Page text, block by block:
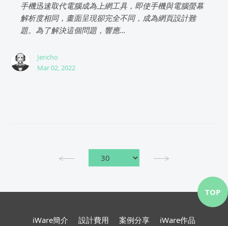
手機迅速取代電腦成為上網工具，即使手機與電腦螢幕
解析度相同，畫面呈現卻完全不同，成為網頁設計難
題。為了解決這個問題，響應...
Jericho
Mar 02, 2022
iWare簡介 設計費用 案例分享
iWare作品
TOP